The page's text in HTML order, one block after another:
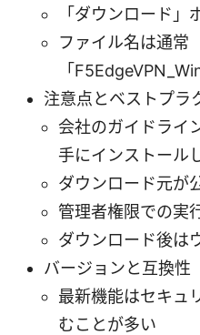
「ダウンロード
ファイル名は通常
「
注意点とベストプラ
会社のガイドライ
手にインストール
ダウンロード元が
管理者権限での実
ダウンロード後は
バージョンと互換性
最新機能はセキュ
むことが多い